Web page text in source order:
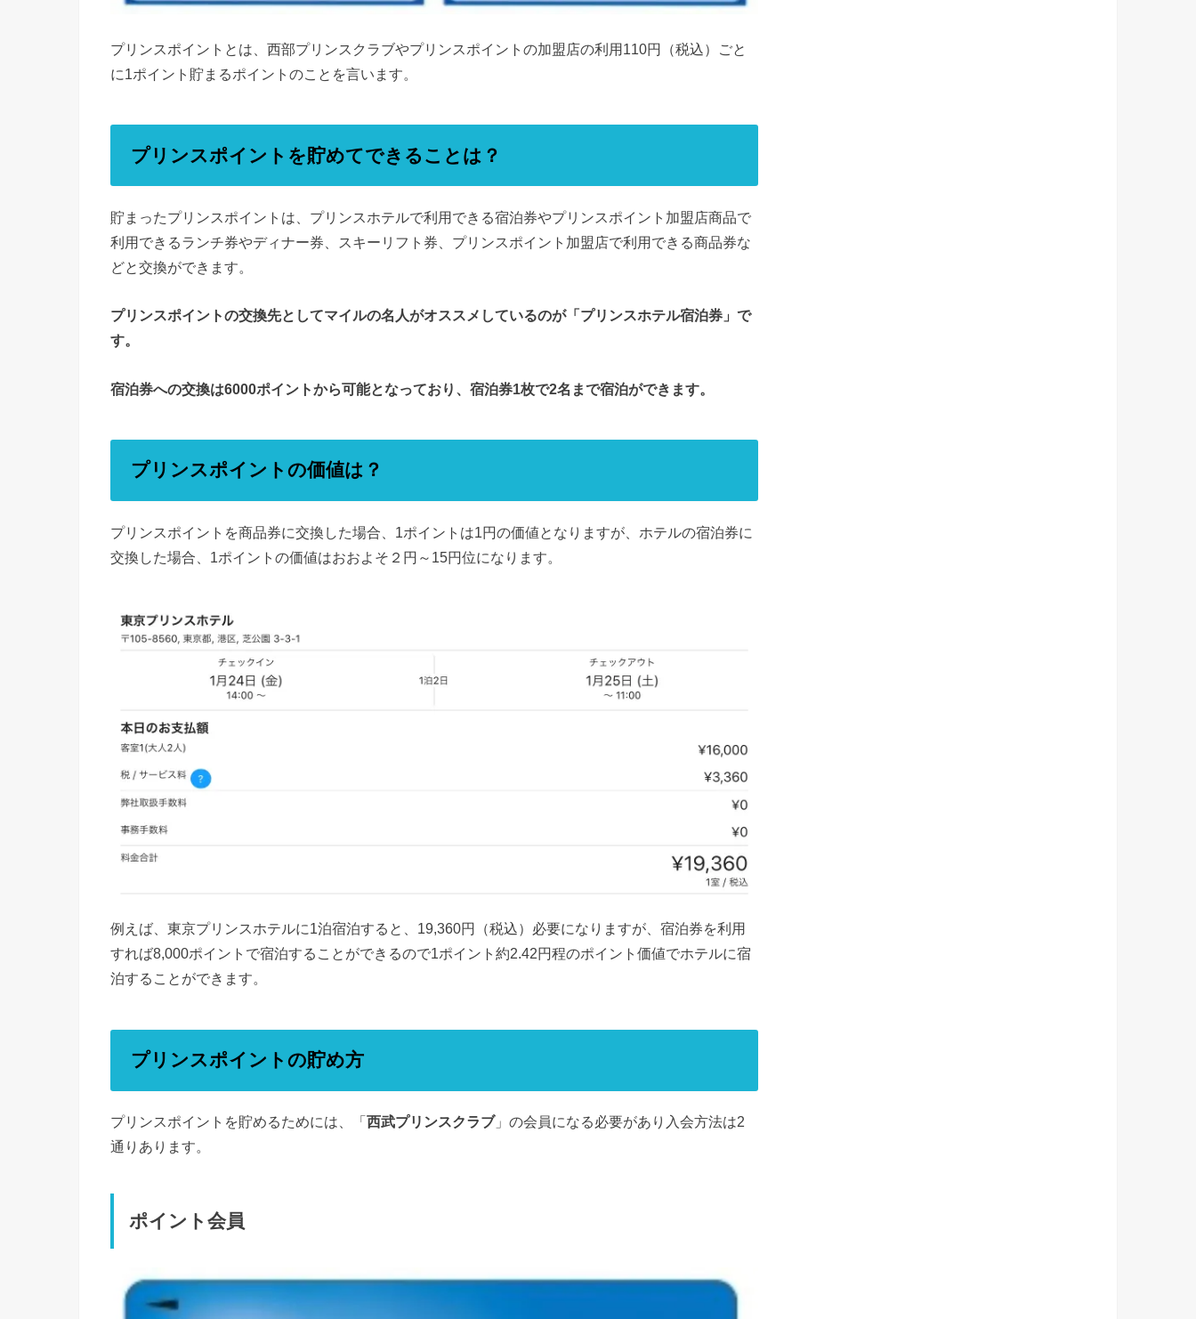
プリンスポイントとは、西部プリンスクラブやプリンスポイントの加盟店の利用110円（税込）ごと
に1ポイント貯まるポイントのことを言います。
プリンスポイントを貯めてできることは？
貯まったプリンスポイントは、プリンスホテルで利用できる宿泊券やプリンスポイント加盟店商品で
利用できるランチ券やディナー券、スキーリフト券、プリンスポイント加盟店で利用できる商品券な
どと交換ができます。
プリンスポイントの交換先としてマイルの名人がオススメしているのが「プリンスホテル宿泊券」で
す。
宿泊券への交換は6000ポイントから可能となっており、宿泊券1枚で2名まで宿泊ができます。
プリンスポイントの価値は？
プリンスポイントを商品券に交換した場合、1ポイントは1円の価値となりますが、ホテルの宿泊券に
交換した場合、1ポイントの価値はおおよそ２円～15円位になります。
例えば、東京プリンスホテルに1泊宿泊すると、19,360円（税込）必要になりますが、宿泊券を利用
すれば8,000ポイントで宿泊することができるので1ポイント約2.42円程のポイント価値でホテルに宿
泊することができます。
プリンスポイントの貯め方
プリンスポイントを貯めるためには、「 西武プリンスクラブ」の会員になる必要があり入会方法は2
通りあります。
ポイント会員